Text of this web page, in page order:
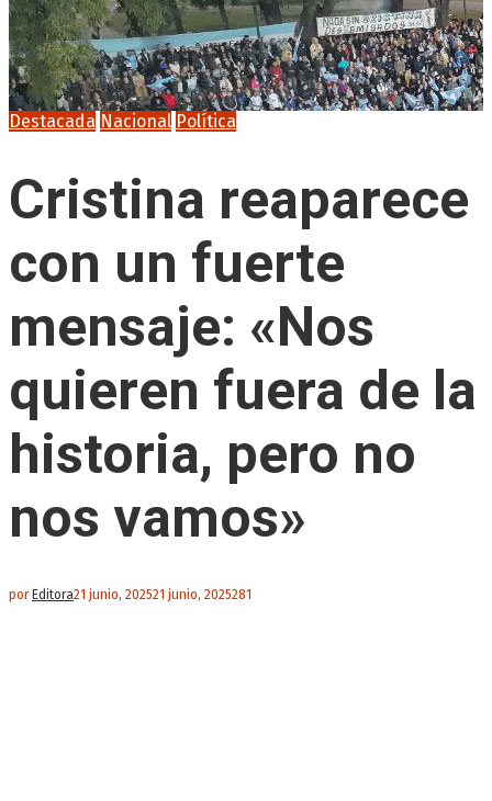
Destacada Nacional Política
Cristina reaparece
con un fuerte
mensaje: «Nos
quieren fuera de la
historia, pero no
nos vamos»
porEditora21 junio, 202521 junio, 2025281